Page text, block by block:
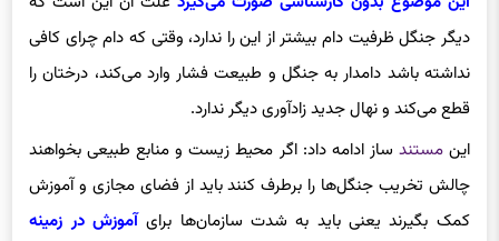
دیگر جنگل ظرفیت دام بیشتر از این را ندارد، وقتی که دام چرای کافی
نداشته باشد دامدار به جنگل و طبیعت فشار وارد می‌کند، درختان را
قطع می‌کند و نهال جدید زادآوری دیگر ندارد.
اینمستند ساز ادامه داد: اگر محیط زیست و منابع طبیعی بخواهند
چالش تخریب جنگل‌ها را برطرف کنند باید از فضای مجازی و آموزش
کمک بگیرند یعنی باید به شدت سازمان‌ها برایآموزش در زمینه